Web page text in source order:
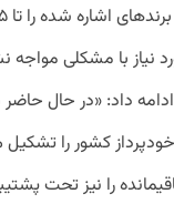
نیاز با مشکلی
کشور را تشکیل